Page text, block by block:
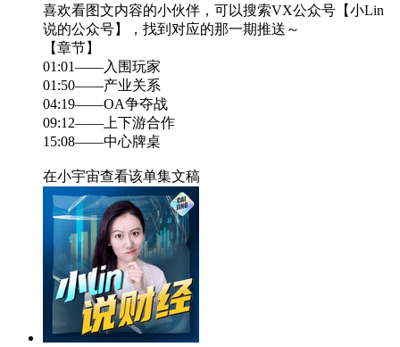
喜欢看图文内容的小伙伴，可以搜索VX公众号【小Lin
说的公众号】，找到对应的那一期推送～
【章节】
01:01——入围玩家
01:50——产业关系
04:19——OA争夺战
09:12——上下游合作
15:08——中心牌桌
在小宇宙查看该单集文稿